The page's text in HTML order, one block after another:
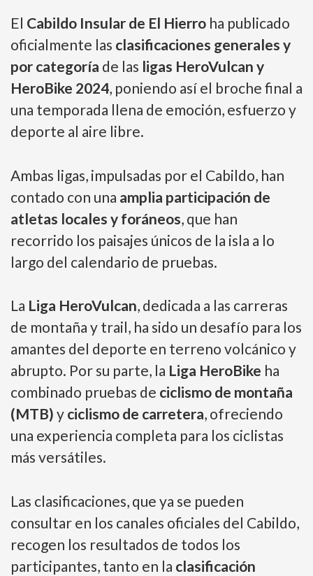
El Cabildo Insular de El Hierro ha publicado
oficialmente las clasificaciones generales y
por categoría de las ligas HeroVulcan y
HeroBike 2024, poniendo así el broche final a
una temporada llena de emoción, esfuerzo y
deporte al aire libre.
Ambas ligas, impulsadas por el Cabildo, han
contado con una amplia participación de
atletas locales y foráneos, que han
recorrido los paisajes únicos de la isla a lo
largo del calendario de pruebas.
La Liga HeroVulcan, dedicada a las carreras
de montaña y trail, ha sido un desafío para los
amantes del deporte en terreno volcánico y
abrupto. Por su parte, la Liga HeroBike ha
combinado pruebas de ciclismo de montaña
(MTB) y ciclismo de carretera, ofreciendo
una experiencia completa para los ciclistas
más versátiles.
Las clasificaciones, que ya se pueden
consultar en los canales oficiales del Cabildo,
recogen los resultados de todos los
participantes, tanto en la clasificación